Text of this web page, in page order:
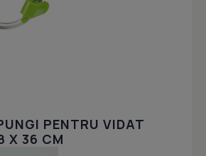
PENTRU VIDAT
X 36 CM